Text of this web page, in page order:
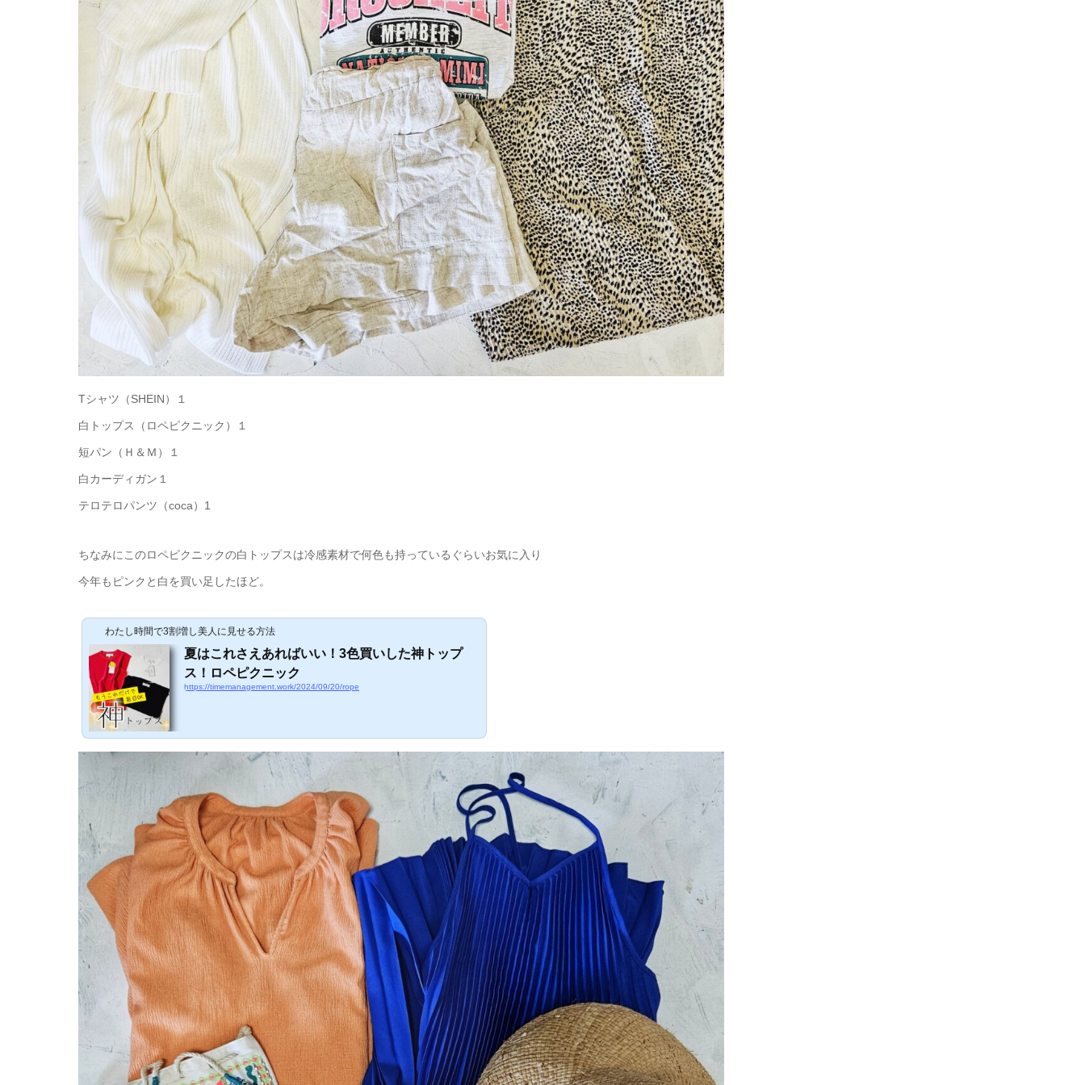
Tシャツ（SHEIN）１
白トップス（ロペピクニック）１
短パン（Ｈ＆Ｍ）１
白カーディガン１
テロテロパンツ（coca）1
ちなみにこのロペピクニックの白トップスは冷感素材で何色も持っているぐらいお気に入り
今年もピンクと白を買い足したほど。
わたし時間で3割増し美人に見せる方法
夏はこれさえあればいい！3色買いした神トップ
ス！ロペピクニック
https://timemanagement.work/2024/09/20/rope